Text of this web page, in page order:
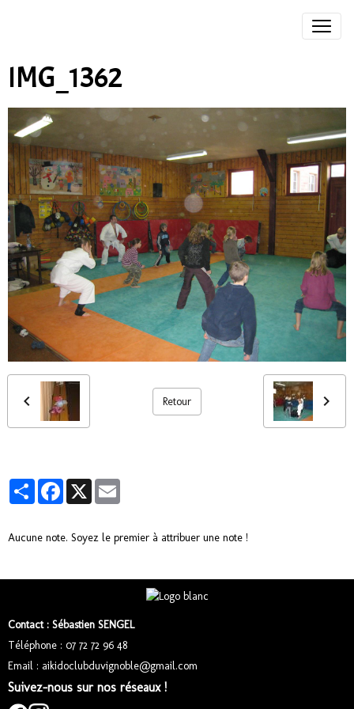
IMG_1362
Retour
PartagerFacebook
X
Aucune note. Soyez le premier à attribuer une note !
Contact : Sébastien SENGEL
Téléphone : 07 72 72 96 48
Email : aikidoclubduvignoble@gmail.com
Suivez-nous sur nos réseaux !